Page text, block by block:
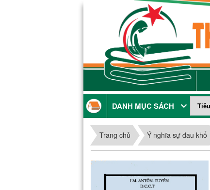
DANH MỤC SÁCH
Trang chủ Ý nghĩa sự đau khổ